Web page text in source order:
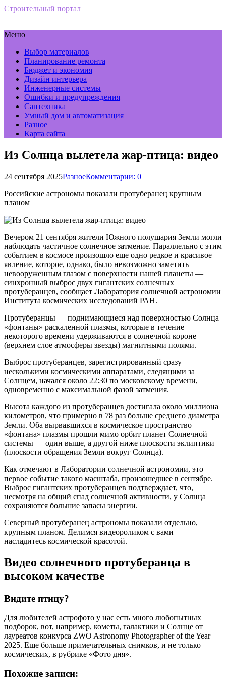
Строительный портал
Меню
Выбор материалов
Планирование ремонта
Бюджет и экономия
Дизайн интерьера
Инженерные системы
Ошибки и предупреждения
Сантехника
Умный дом и автоматизация
Разное
Карта сайта
Из Солнца вылетела жар-птица: видео
24 сентября 2025РазноеКомментарии: 0
Российские астрономы показали протуберанец крупным
планом
Вечером 21 сентября жители Южного полушария Земли могли
наблюдать частичное солнечное затмение. Параллельно с этим
событием в космосе произошло еще одно редкое и красивое
явление, которое, однако, было невозможно заметить
невооруженным глазом с поверхности нашей планеты —
синхронный выброс двух гигантских солнечных
протуберанцев, сообщает Лаборатория солнечной астрономии
Института космических исследований РАН.
Протуберанцы — поднимающиеся над поверхностью Солнца
«фонтаны» раскаленной плазмы, которые в течение
некоторого времени удерживаются в солнечной короне
(верхнем слое атмосферы звезды) магнитными полями.
Выброс протуберанцев, зарегистрированный сразу
несколькими космическими аппаратами, следящими за
Солнцем, начался около 22:30 по московскому времени,
одновременно с максимальной фазой затмения.
Высота каждого из протуберанцев достигала около миллиона
километров, что примерно в 78 раз больше среднего диаметра
Земли. Оба вырвавшихся в космическое пространство
«фонтана» плазмы прошли мимо орбит планет Солнечной
системы — один выше, а другой ниже плоскости эклиптики
(плоскости обращения Земли вокруг Солнца).
Как отмечают в Лаборатории солнечной астрономии, это
первое событие такого масштаба, произошедшее в сентябре.
Выброс гигантских протуберанцев подтверждает, что,
несмотря на общий спад солнечной активности, у Солнца
сохраняются большие запасы энергии.
Северный протуберанец астрономы показали отдельно,
крупным планом. Делимся видеороликом с вами —
насладитесь космической красотой.
Видео солнечного протуберанца в
высоком качестве
Видите птицу?
Для любителей астрофото у нас есть много любопытных
подборок, вот, например, кометы, галактики и Солнце от
лауреатов конкурса ZWO Astronomy Photographer of the Year
2025. Еще больше примечательных снимков, и не только
космических, в рубрике «Фото дня».
Похожие записи: